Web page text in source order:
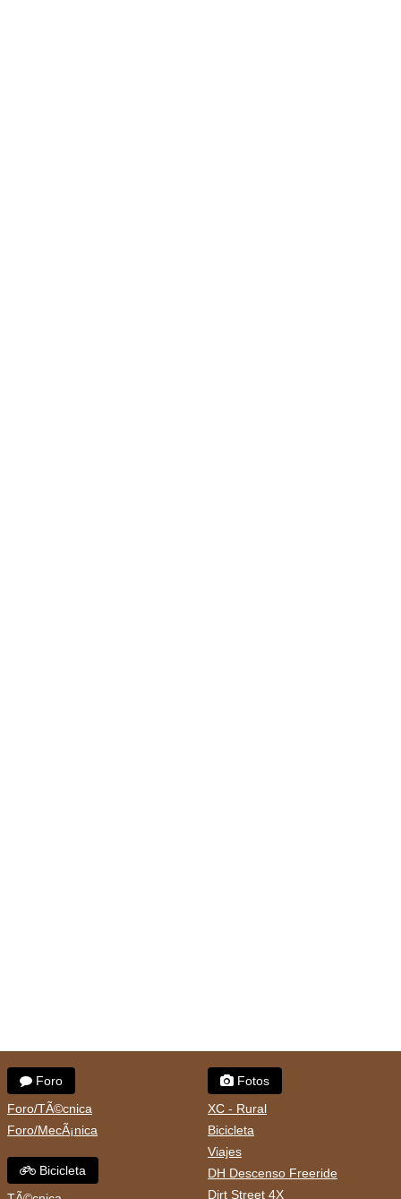
Foro
Foro/TÃ©cnica
Foro/MecÃ¡nica
Bicicleta
Fotos
XC - Rural
Bicicleta
Viajes
DH Descenso Freeride
Dirt Street 4X